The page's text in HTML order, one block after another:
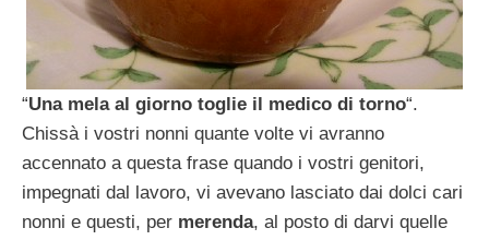
“Una mela al giorno toglie il medico di torno“.
Chissà i vostri nonni quante volte vi avranno
accennato a questa frase quando i vostri genitori,
impegnati dal lavoro, vi avevano lasciato dai dolci cari
nonni e questi, per merenda, al posto di darvi quelle